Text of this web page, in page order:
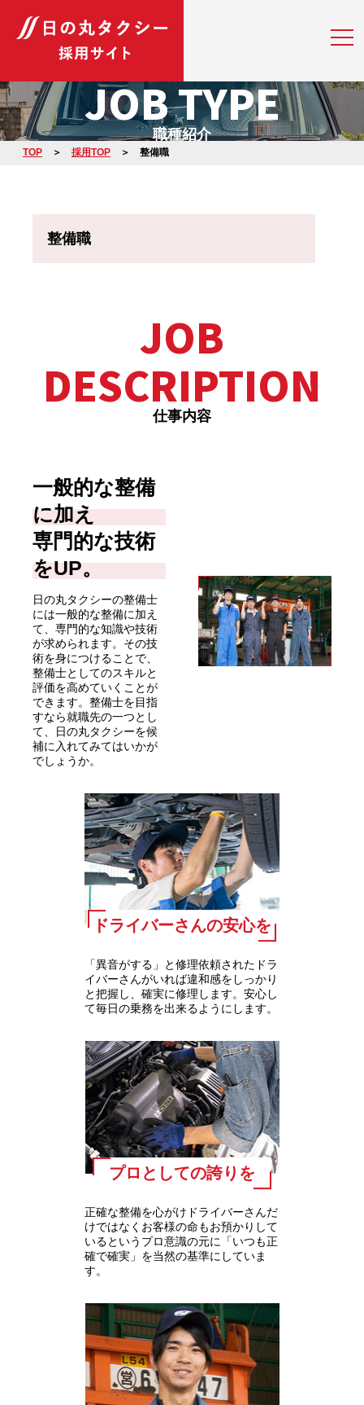
JOB TYPE
職種紹介
TOP 採用TOP 整備職
整備職
JOB
DESCRIPTION
仕事内容
一般的な整備
に加え
専門的な技術
をUP。
日の丸タクシーの整備士
には一般的な整備に加え
て、専門的な知識や技術
が求められます。その技
術を身につけることで、
整備士としてのスキルと
評価を高めていくことが
できます。整備士を目指
すなら就職先の一つとし
て、日の丸タクシーを候
補に入れてみてはいかが
でしょうか。
ドライバーさんの安心を
「異音がする」と修理依頼されたドラ
イバーさんがいれば違和感をしっかり
と把握し、確実に修理します。安心し
て毎日の乗務を出来るようにします。
プロとしての誇りを
正確な整備を心がけドライバーさんだ
けではなくお客様の命もお預かりして
いるというプロ意識の元に「いつも正
確で確実」を当然の基準にしていま
す。